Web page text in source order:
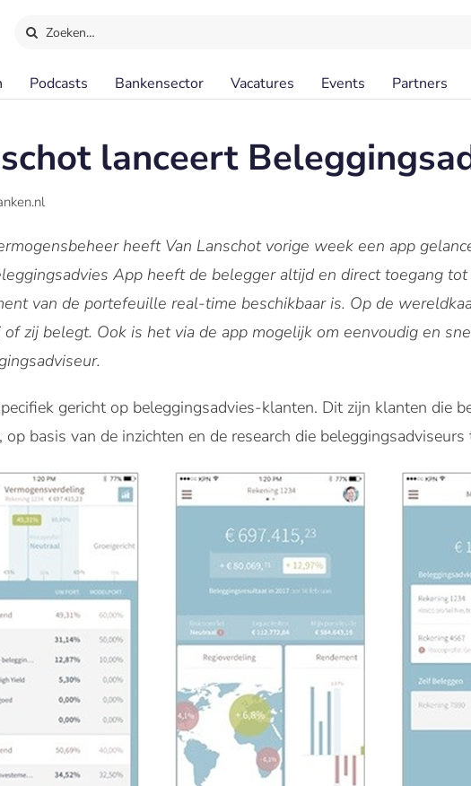
Zoeken…
Podcasts Bankensector Vacatures Events Partners
lanceert
heeft Van Lanschot vorige week een app
App heeft de belegger altijd en direct toegang
van de portefeuille real-time beschikbaar is. Op de
zij belegt. Ook is het via de app mogelijk om eenvoudig en
gericht op beleggingsadvies-klanten. Dit zijn klanten die
op basis van de inzichten en de research die